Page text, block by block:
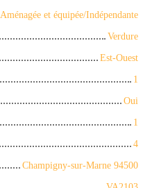
Aménagée et équipée/Indépendante
Verdure
Est-Ouest
1
Oui
1
4
Champigny-sur-Marne 94500